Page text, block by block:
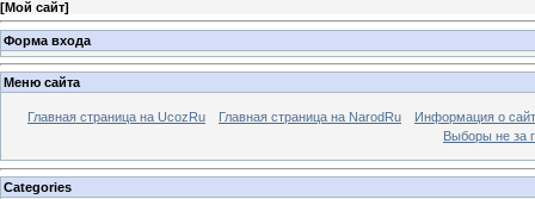
[Мой сайт]
Форма входа
Меню сайта
Главная страница на UcozRu Главная страница на NarodRu
Информация о
Выборы не за
Categories